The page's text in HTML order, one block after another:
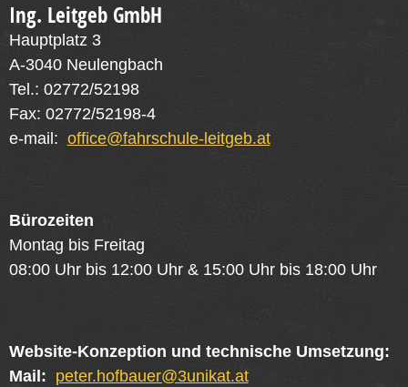
Ing. Leitgeb GmbH
Hauptplatz 3
A-3040 Neulengbach
Tel.: 02772/52198
Fax: 02772/52198-4
e-mail: office@fahrschule-leitgeb.at
Bürozeiten
Montag bis Freitag
08:00 Uhr bis 12:00 Uhr & 15:00 Uhr bis 18:00 Uhr
Website-Konzeption und technische Umsetzung:
Mail: peter.hofbauer@3unikat.at